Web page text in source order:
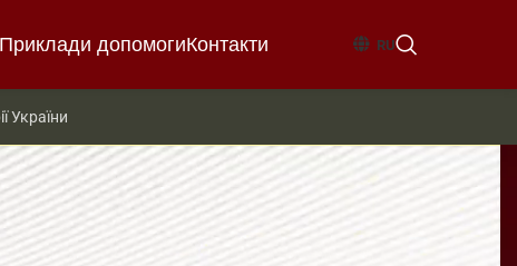
Приклади допомогиКонтакти RU
України